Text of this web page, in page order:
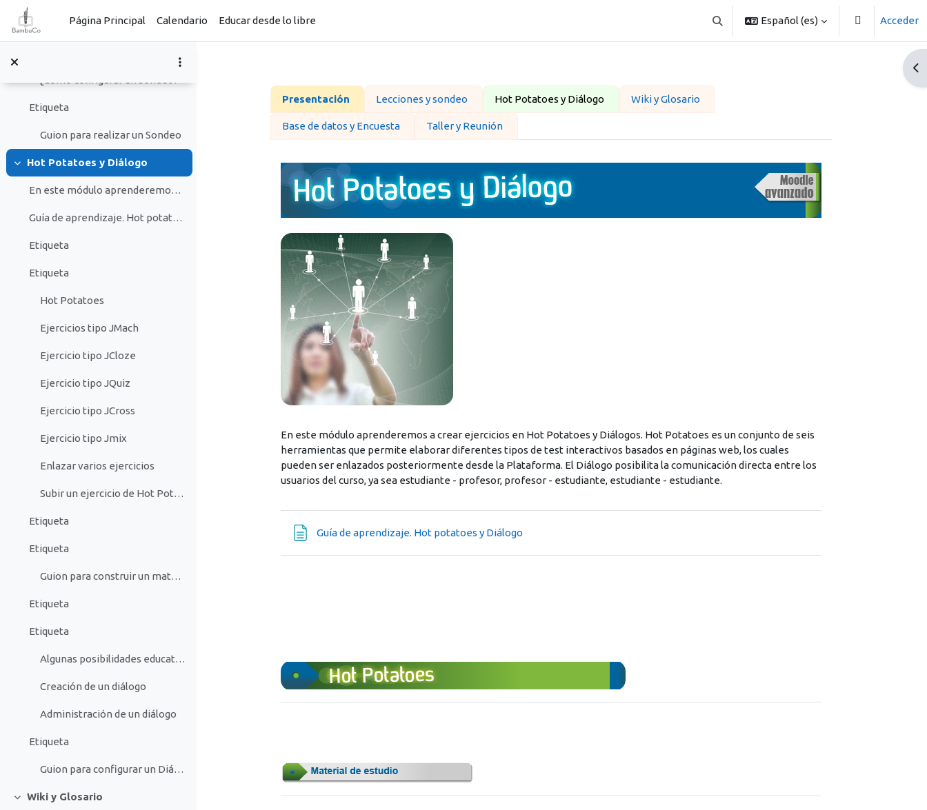
Salta al contenido principal
Página Principal
Calendario Educar desde lo libre
Selector de búsqueda de entrada
Español ‎(es)‎ Acceder
Etiqueta
Etiqueta
Guion para realizar un Sondeo
Colapsar
Hot Potatoes y Diálogo
En este módulo aprenderemos a crear ejercicios en ...
Guía de aprendizaje. Hot potatoes y Diálogo
Etiqueta
Etiqueta
Hot Potatoes
Ejercicios tipo JMach
Ejercicio tipo JCloze
Ejercicio tipo JQuiz
Ejercicio tipo JCross
Ejercicio tipo Jmix
Enlazar varios ejercicios
Subir un ejercicio de Hot Potatoes a Moodle
Etiqueta
Etiqueta
Guion para construir un material en Hot Potatoes
Etiqueta
Etiqueta
Algunas posibilidades educativas del diálogo
Creación de un diálogo
Administración de un diálogo
Etiqueta
Guion para configurar un Diálogo
Colapsar
Wiki y Glosario
Perfilado de sección
Presentación Lecciones y sondeo Hot Potatoes y Diálogo Wiki y Glosario
Base de datos y Encuesta Taller y Reunión
En este módulo aprenderemos a crear ejercicios en Hot Potatoes y Diálogos. Hot Potatoes es un conjunto de seis
herramientas que permite elaborar diferentes tipos de test interactivos basados en páginas web, los cuales
pueden ser enlazados posteriormente desde la Plataforma. El Diálogo posibilita la comunicación directa entre los
usuarios del curso, ya sea estudiante - profesor, profesor - estudiante, estudiante - estudiante.
Guía de aprendizaje. Hot potatoes y DiálogoPágina